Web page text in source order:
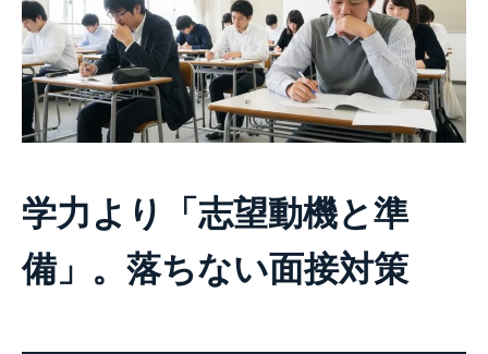
学力より「志望動機と準
備」。落ちない面接対策